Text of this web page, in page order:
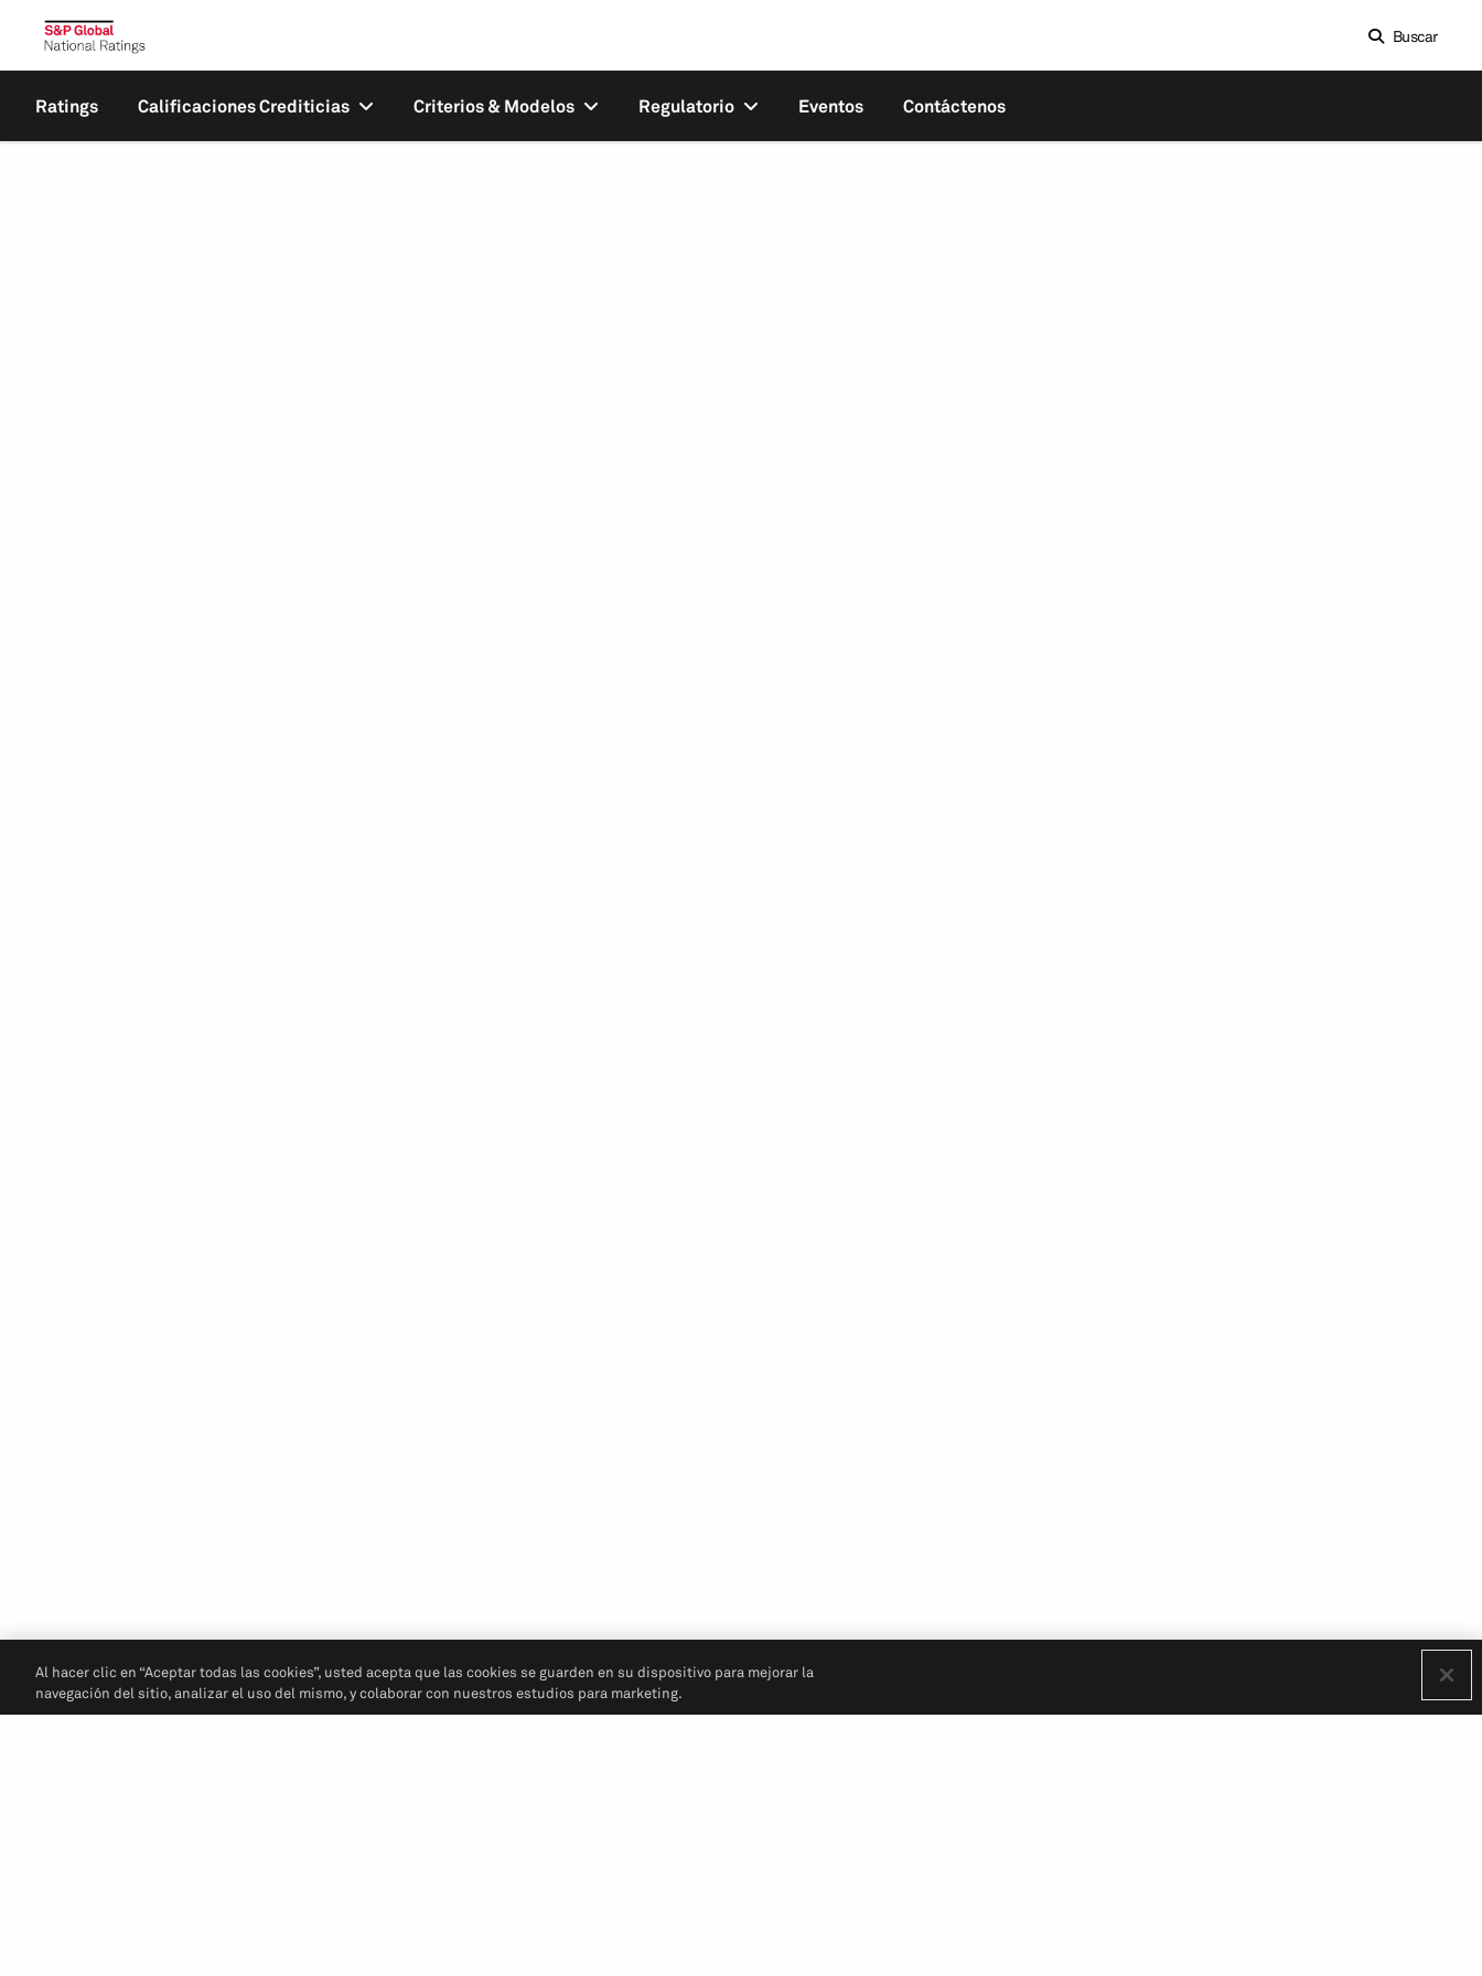
Buscar
Ratings Calificaciones Crediticias Criterios & Modelos Regulatorio Eventos Contáctenos
Al hacer clic en “Aceptar todas las cookies”, usted acepta que las cookies se guarden en su dispositivo para mejorar la
navegación del sitio, analizar el uso del mismo, y colaborar con nuestros estudios para marketing.